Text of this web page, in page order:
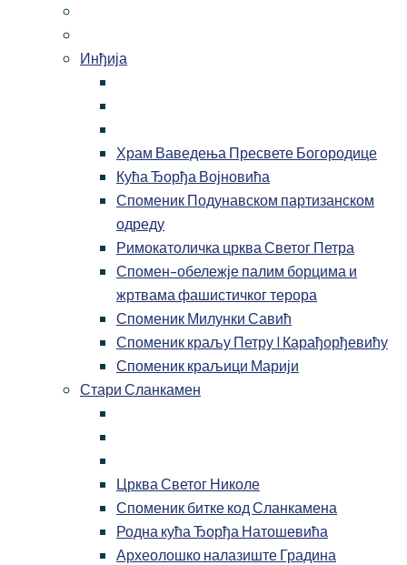
Инђија
Храм Ваведења Пресвете Богородице
Кућа Ђорђа Војновића
Споменик Подунавском партизанском
одреду
Римокатоличка црква Светог Петра
Спомен-обележје палим борцима и
жртвама фашистичког терора
Споменик Милунки Савић
Споменик краљу Петру I Карађорђевићу
Споменик краљици Марији
Стари Сланкамен
Црква Светог Николе
Споменик битке код Сланкамена
Родна кућа Ђорђа Натошевића
Археолошко налазиште Градина